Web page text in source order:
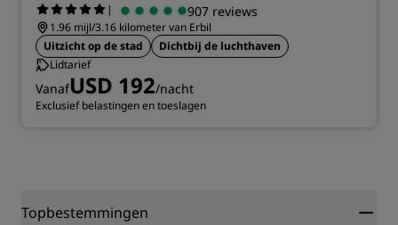
| 907 reviews
1.96 mijl/3.16 kilometer van Erbil
Uitzicht op de stad
Dichtbij de luchthaven
Lidtarief
VanafUSD 192/nacht
Exclusief belastingen en toeslagen
Topbestemmingen